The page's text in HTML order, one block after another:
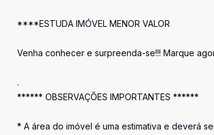
****ESTUDA IMÓVEL MENOR VALOR
Venha conhecer e surpreenda-se!!! Marque
.
****** OBSERVAÇÕES IMPORTANTES ******
* A área do imóvel é uma estimativa e deverá